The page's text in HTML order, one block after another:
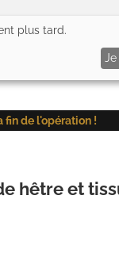
0)
fin de l'opération !
hêtre et
plus tard.